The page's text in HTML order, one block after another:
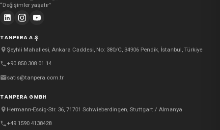
“Değişimler yaşatır”
TANPERA A.Ş
Şeyhli Mahallesi, Ankara Caddesi, No: 380/C, 34906 Pendik, İstanbul, Türkiye
+90 850 308 01 14
satis@tanpera.com.tr
TANPERA GMBH
Hermann-Essig-Str. 36, 71701 Schwieberdingen, Stuttgart / Almanya
+49 1590 4138428